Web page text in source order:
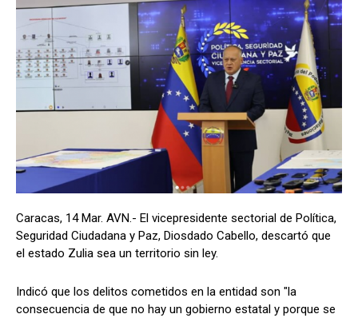
Caracas, 14 Mar. AVN.- El vicepresidente sectorial de Política,
Seguridad Ciudadana y Paz, Diosdado Cabello, descartó que
el estado Zulia sea un territorio sin ley.
Indicó que los delitos cometidos en la entidad son "la
consecuencia de que no hay un gobierno estatal y porque se